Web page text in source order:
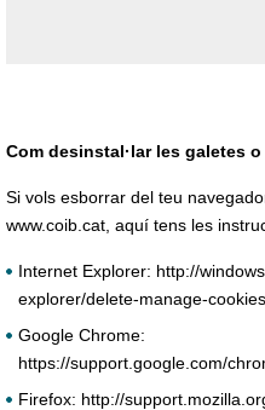
Com desinstal·lar les galetes o
Si vols esborrar del teu
www.coib.cat, aquí tens les
Internet Explorer: http://
explorer/delete-manage-cookies
Google Chrome:
https://support.google.com/
Firefox: http://